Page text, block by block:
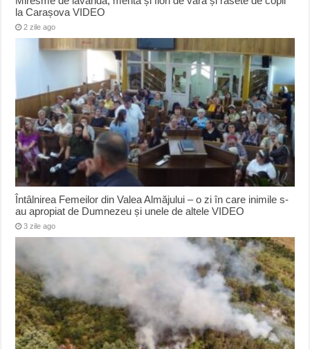
la Carașova VIDEO
2 zile ago
Întâlnirea Femeilor din Valea Almăjului – o zi în care inimile s-
au apropiat de Dumnezeu și unele de altele VIDEO
3 zile ago